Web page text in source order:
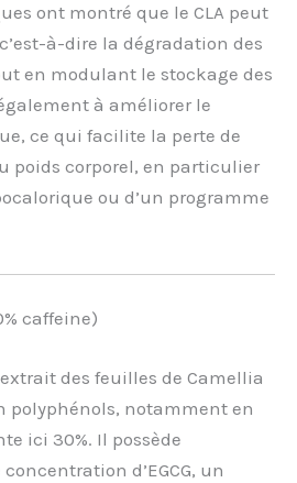
ont montré que le CLA peut
à-dire la dégradation des
en modulant le stockage des
à améliorer le
ce qui facilite la perte de
poids corporel, en particulier
ou d’un programme
caffeine)
des feuilles de Camellia
polyphénols, notamment en
ici 30%. Il possède
d’EGCG, un